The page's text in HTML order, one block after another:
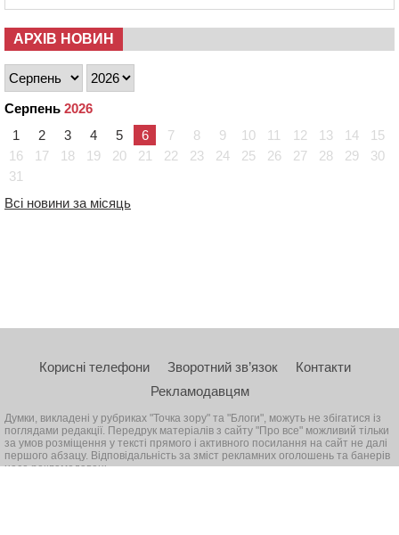
АРХІВ НОВИН
Серпень 2026
1
2 3 4 5 6 7 8 9 10 11 12 13 14
15
16
17 18 19 20 21 22 23 24 25 26 27 28 29
30
31
Всі новини за місяць
Корисні телефони Зворотний зв’язок
Контакти
Рекламодавцям
Думки, викладені у рубриках "Точка зору" та "Блоги", можуть не збігатися із
поглядами редакції. Передрук матеріалів з сайту "Про все" можливий тільки
за умов розміщення у тексті прямого і активного посилання на сайт не далі
першого абзацу. Відповідальність за зміст рекламних оголошень та банерів
несе рекламодавець